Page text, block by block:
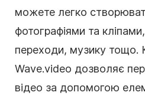
можете легко
фотографіями та
переходи, музику тощо.
Wave.video дозволяє
відео за допомогою